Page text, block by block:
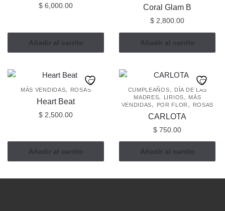
$ 6,000.00
Añadir al carrito
Coral Glam B
$ 2,800.00
Añadir al carrito
MÁS VENDIDAS, ROSAS
Heart Beat
$ 2,500.00
Añadir al carrito
CUMPLEAÑOS, DÍA DE LAS
MADRES, LIRIOS, MÁS
VENDIDAS, POR FLOR , ROSAS
CARLOTA
$ 750.00
Añadir al carrito